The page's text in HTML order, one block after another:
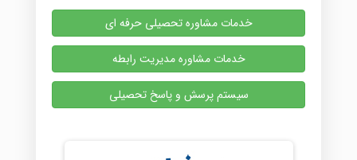
خدمات مشاوره تحصیلی حرفه ای
خدمات مشاوره مدیریت رابطه
سیستم پرسش و پاسخ تحصیلی